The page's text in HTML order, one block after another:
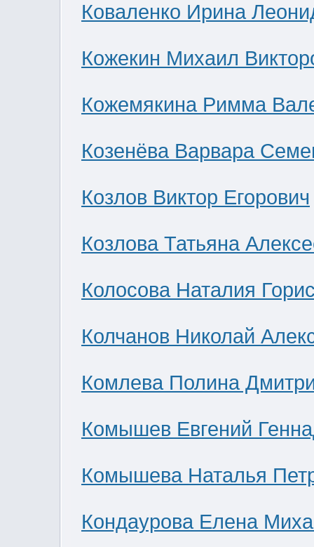
Коваленко Ирина
Кожекин Михаил
Кожемякина Римма
Козенёва Варвара
Козлов Виктор Егорович
Козлова Татьяна
Колосова Наталия
Колчанов Николай
Комлева Полина
Комышев Евгений
Комышева Наталья
Кондаурова Елена